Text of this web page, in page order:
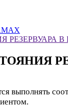
РЕЗЕРВУАРА
выполнять